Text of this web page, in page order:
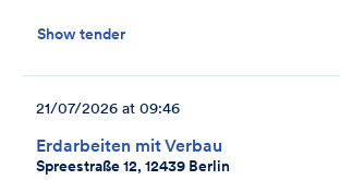
Show tender
Erdarbeiten mit Verbau
Spreestraße 12, 12439 Berlin
21/07/2026 at 09:46